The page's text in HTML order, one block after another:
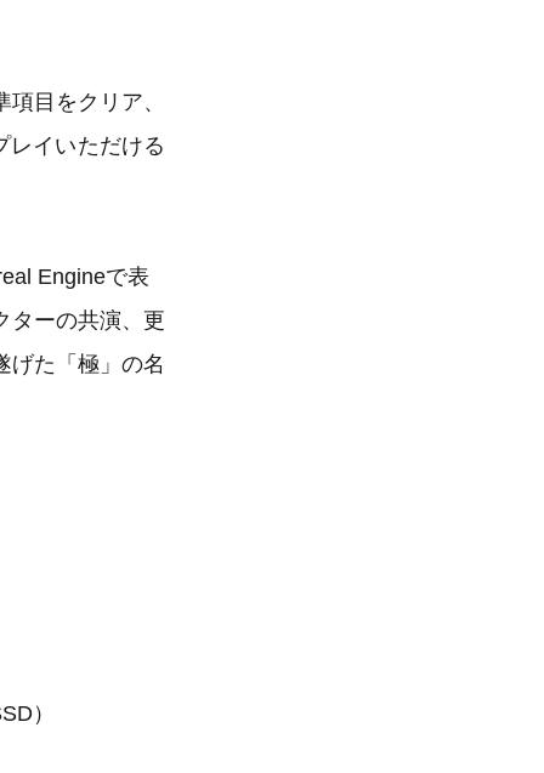
目をクリア、
レイいただける
Engineで表
ターの共演、更
げた「極」の名
）